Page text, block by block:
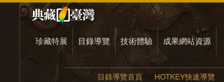
珍藏特展 目錄導覽 技術體驗 成果網站資源
目錄導覽首頁 HOTKEY快速導覽